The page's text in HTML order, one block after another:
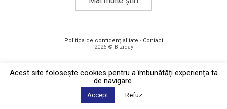
Politica de confidențialitate · Contact
2026 © Biziday
Acest site foloseşte cookies pentru a îmbunătăți experiența ta
de navigare.
Accept Refuz